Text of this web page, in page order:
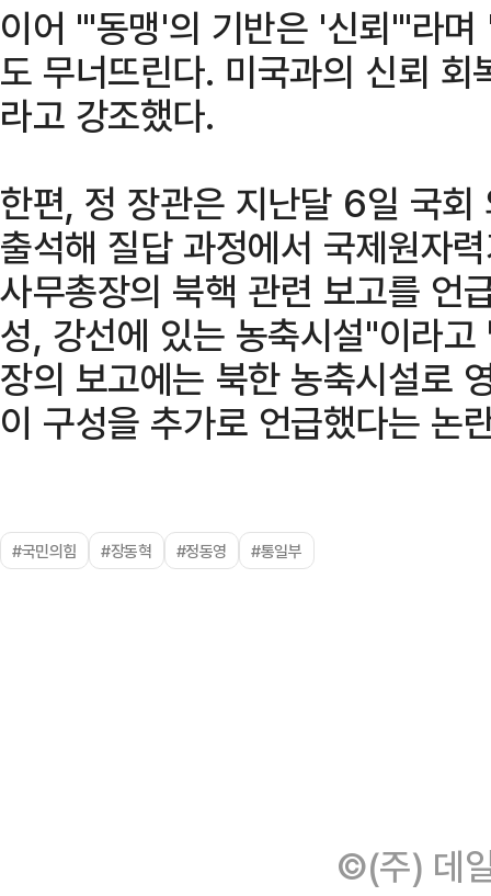
이어 "'동맹'의 기반은 '신뢰'"라
도 무너뜨린다. 미국과의 신뢰
라고 강조했다.
한편, 정 장관은 지난달 6일 국회
출석해 질답 과정에서 국제원자
사무총장의 북핵 관련 보고를 언
성, 강선에 있는 농축시설"이라
장의 보고에는 북한 농축시설로
이 구성을 추가로 언급했다는 논
#국민의힘 #장동혁 #정동영 #통일부
©(주) 데